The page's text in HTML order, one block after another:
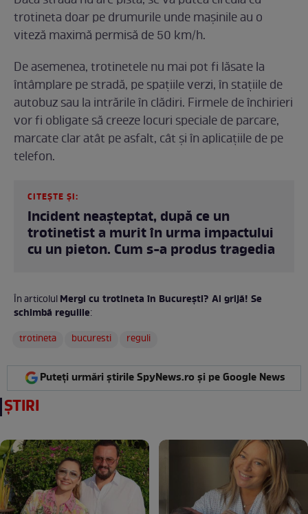
trotineta doar pe drumurile unde mașinile au o
viteză maximă permisă de 50 km/h.
De asemenea, trotinetele nu mai pot fi lăsate la
întâmplare pe stradă, pe spațiile verzi, în stațiile de
autobuz sau la intrările în clădiri. Firmele de închirieri
vor fi obligate să creeze locuri speciale de parcare,
marcate clar atât pe asfalt, cât și în aplicațiile de pe
telefon.
CITEȘTE ȘI:
Incident neașteptat, după ce un
trotinetist a murit în urma impactului
cu un pieton. Cum s-a produs tragedia
În articolulMergi cu trotineta în București? Ai grijă! Se
schimbă regulile:
trotineta
bucuresti reguli
Puteți urmări știrile SpyNews.ro și pe Google News
ȘTIRI